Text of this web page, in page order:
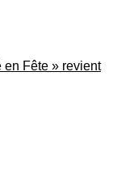
en Fête » revient